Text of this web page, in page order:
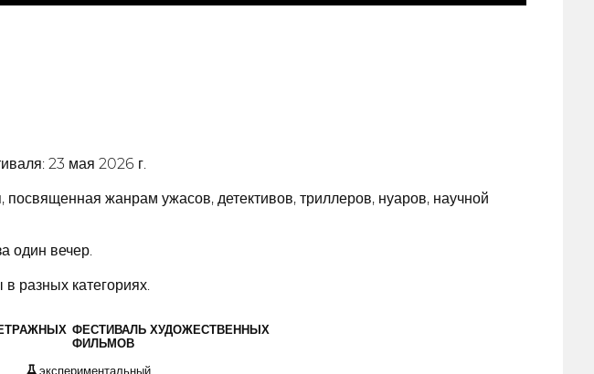
23 мая 2026 г.
жанрам ужасов, детективов, триллеров, нуаров, научной
один вечер.
разных категориях.
ФЕСТИВАЛЬ ХУДОЖЕСТВЕННЫХ
ФИЛЬМОВ
экспериментальный